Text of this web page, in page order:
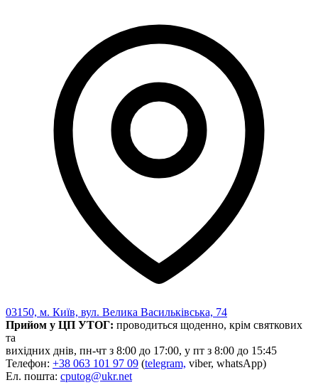
Харківська область
Херсонська область
Хмельницька область
Черкаська область
Чернівецька область
Чернігівська область
Особи відповідальні за контактування з
питань укладення договорів
Вивчаємо жестову мову
Дитяча сторінка
Новини про жестову мову
Ресурс для вивчення жестових мов різних країн
ЦУЖМ
Проєкт "Жестова мова для поліцейських"
ВІКТОРИНА
На допомогу військовим
Медична термінологія жестовою мовою
Статут УТОГ
Конвенція ООН
Законодавство
Декларації
03150, м. Київ, вул. Велика Васильківська, 74
Прийом у ЦП УТОГ: проводиться щоденно, крім святкових
та
вихідних днів, пн-чт з 8:00 до 17:00, у пт з 8:00 до 15:45
Телефон: +38 063 101 97 09 (telegram, viber, whatsApp)
Ел. пошта: cputog@ukr.net